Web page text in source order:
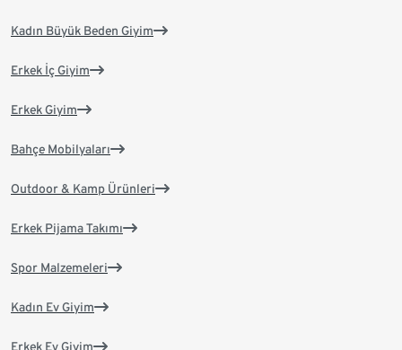
Kadın Büyük Beden Giyim
Erkek İç Giyim
Erkek Giyim
Bahçe Mobilyaları
Outdoor & Kamp Ürünleri
Erkek Pijama Takımı
Spor Malzemeleri
Kadın Ev Giyim
Erkek Ev Giyim